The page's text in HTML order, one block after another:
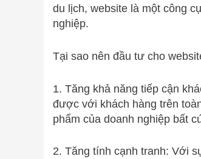
du lịch, website là một công
nghiệp.
Tại sao nên đầu tư cho
1. Tăng khả năng tiếp cận
được với khách hàng trên
phẩm của doanh nghiệp bất
2. Tăng tính cạnh tranh: Với